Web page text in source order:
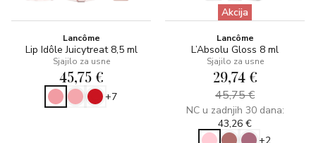
Lancôme
Lip Idôle Juicytreat 8,5 ml
Sjajilo za usne
45,75 €
+7
Akcija
Lancôme
L’Absolu Gloss 8 ml
Sjajilo za usne
29,74 €
45,75 €
NC u zadnjih 30 dana:
43,26 €
+2